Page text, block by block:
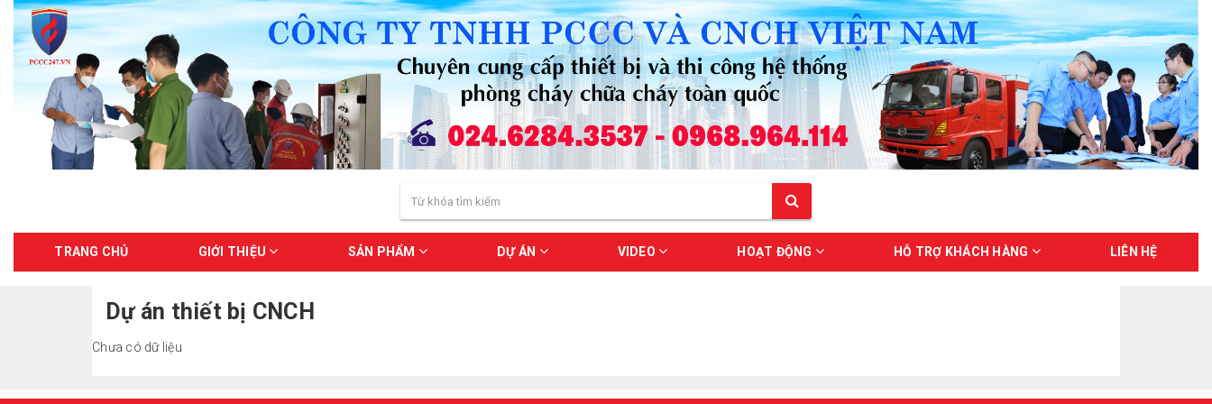
TRANG CHỦ GIỚI THIỆU SẢN PHẨM DỰ ÁN VIDEO HOẠT ĐỘNG HỖ TRỢ KHÁCH HÀNG LIÊN HỆ
Dự án thiết bị CNCH
Chưa có dữ liệu